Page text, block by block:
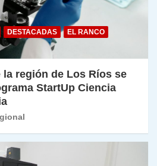
DESTACADAS
EL RANCO
región de Los Ríos se
StartUp Ciencia